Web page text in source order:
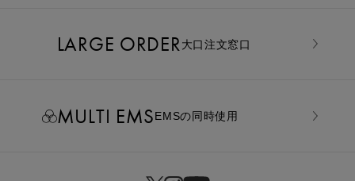
LARGE ORDER⼤⼝注⽂窓⼝
MULTI EMSEMSの同時使用